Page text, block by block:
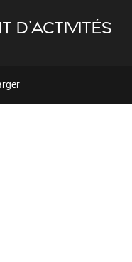
D'ACTIVITÉS